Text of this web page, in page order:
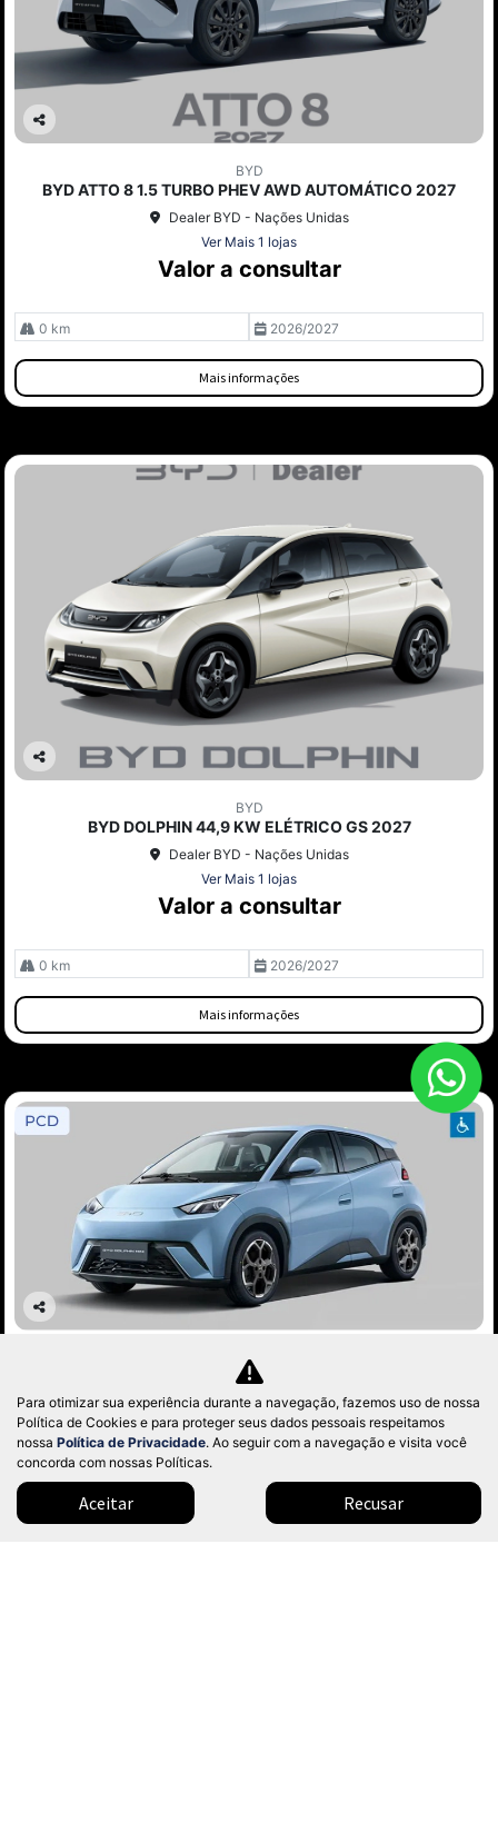
Co
lhe
BYD
BYD ATTO 8 1.5 TURBO PHEV AWD AUTOMÁTICO 2027
Dealer BYD - Nações Unidas
Ver Mais 1 lojas
Valor a consultar
0 km 2026/2027
Mais informações
Co
BYD
BYD DOLPHIN 44,9 KW ELÉTRICO GS 2027
Dealer BYD - Nações Unidas
Ver Mais 1 lojas
Valor a consultar
0 km 2026/2027
Mais informações
Co
BYD
BYD DOLPHIN MINI 38 KW ELÉTRICO GL 2027
Dealer BYD - Nações Unidas
Ver Mais 1 lojas
Valor a consultar
2026/2027
Para otimizar sua experiência durante a navegação, fazemos uso de nossa
Política de Cookies e para proteger seus dados pessoais respeitamos
nossa Política de Privacidade. Ao seguir com a navegação e visita você
concorda com nossas Políticas.
Aceitar Recusar